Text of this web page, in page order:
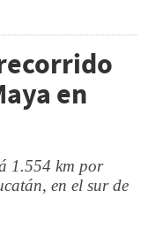
en
1.554 km por
en el sur de